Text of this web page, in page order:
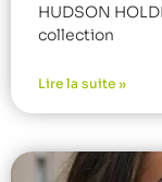
HUDSON
collection
Lire la suite »